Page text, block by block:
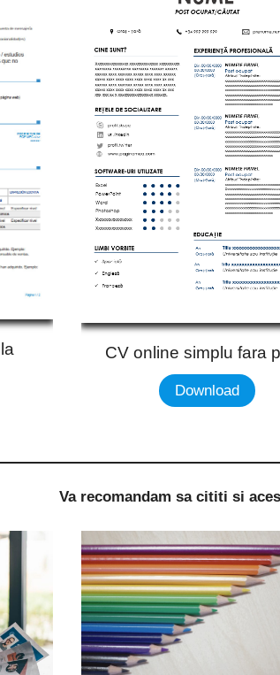
CV online simplu fara
Download
Va recomandam sa cititi si